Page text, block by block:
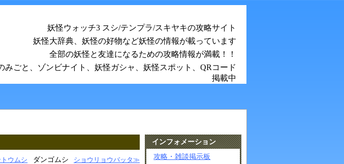
妖怪ウォッチ3 スシ/テンプラ/スキヤキの攻略サイト
妖怪大辞典、妖怪の好物など妖怪の情報が載っています
全部の妖怪と友達になるための攻略情報が満載！！
みごと、ゾンビナイト、妖怪ガシャ、妖怪スポット、QRコード
掲載中
ウムシ ダンゴムシ ショウリョウバッタ≫
インフォメーション
攻略・雑談掲示板